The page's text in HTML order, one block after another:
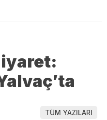
TÜM YAZILARI